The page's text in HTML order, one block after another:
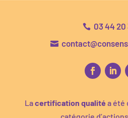
 03 44 20

Lacertification qualité a été